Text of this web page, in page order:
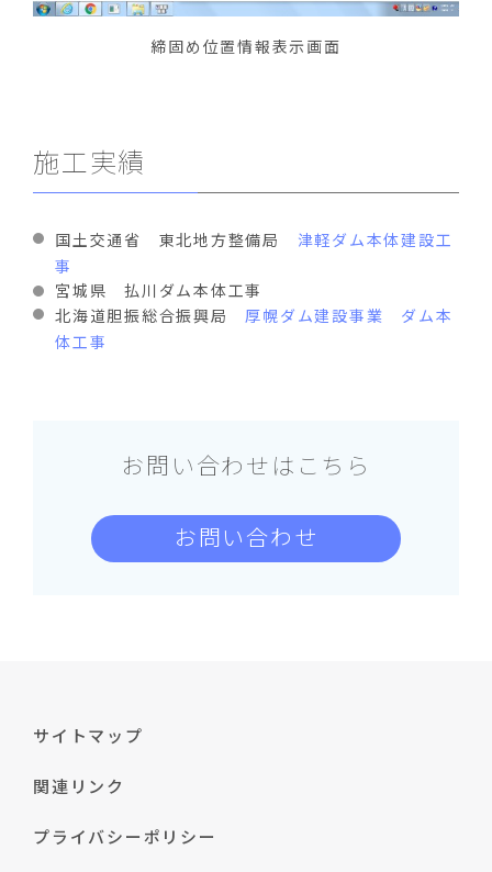
締固め位置情報表示画面
施工実績
国土交通省 東北地方整備局 津軽ダム本体建設工
事
宮城県 払川ダム本体工事
北海道胆振総合振興局 厚幌ダム建設事業 ダム本
体工事
お問い合わせはこちら
お問い合わせ
サイトマップ
関連リンク
プライバシーポリシー